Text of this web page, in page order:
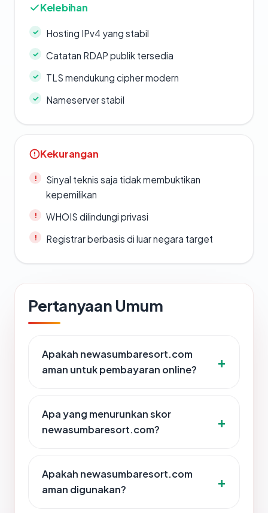
Kelebihan
Hosting IPv4 yang stabil
Catatan RDAP publik tersedia
TLS mendukung cipher modern
Nameserver stabil
Kekurangan
Sinyal teknis saja tidak membuktikan
kepemilikan
WHOIS dilindungi privasi
Registrar berbasis di luar negara target
Pertanyaan Umum
Apakah newasumbaresort.com
aman untuk pembayaran online?
Apa yang menurunkan skor
newasumbaresort.com?
Apakah newasumbaresort.com
aman digunakan?